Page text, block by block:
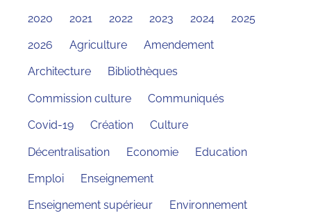
2020 2021 2022 2023 2024 2025
2026 Agriculture Amendement
Architecture Bibliothèques
Commission culture Communiqués
Covid-19 Création Culture
Décentralisation Economie Education
Emploi Enseignement
Enseignement supérieur Environnement